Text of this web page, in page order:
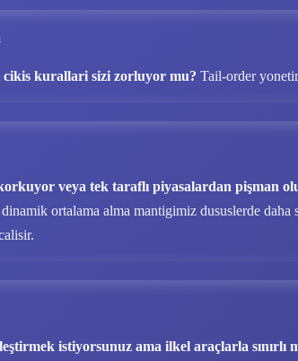
cikis kurallari sizi zorluyor mu? Tail-order
veya tek taraflı piyasalardan pişman
ortalama alma mantigimiz dususlerde
istiyorsunuz ama ilkel araçlarla sınırlı